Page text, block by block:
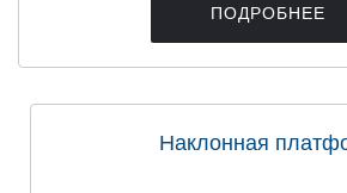
ПОДРОБНЕЕ
Наклонная